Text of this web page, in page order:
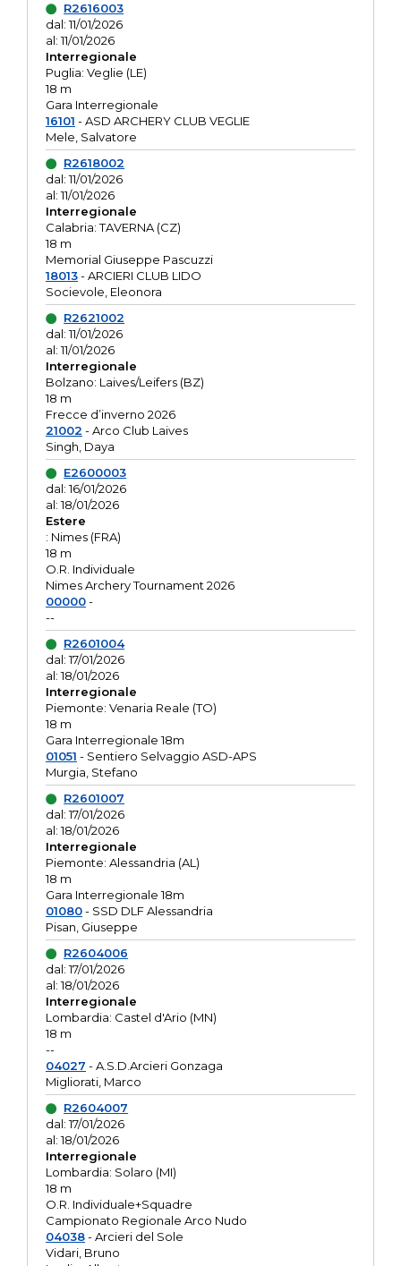
R2616003
dal: 11/01/2026
al: 11/01/2026
Interregionale
Puglia: Veglie (LE)
18 m
Gara Interregionale
16101 - ASD ARCHERY CLUB VEGLIE
Mele, Salvatore
R2618002
dal: 11/01/2026
al: 11/01/2026
Interregionale
Calabria: TAVERNA (CZ)
18 m
Memorial Giuseppe Pascuzzi
18013- ARCIERI CLUB LIDO
Socievole, Eleonora
R2621002
dal: 11/01/2026
al: 11/01/2026
Interregionale
Bolzano: Laives/Leifers (BZ)
18 m
Frecce d’inverno 2026
21002 - Arco Club Laives
Singh, Daya
E2600003
dal: 16/01/2026
al: 18/01/2026
Estere
: Nimes (FRA)
18 m
O.R. Individuale
Nimes Archery Tournament 2026
00000-
--
R2601004
dal: 17/01/2026
al: 18/01/2026
Interregionale
Piemonte: Venaria Reale (TO)
18 m
Gara Interregionale 18m
01051 - Sentiero Selvaggio ASD-APS
Murgia, Stefano
R2601007
dal: 17/01/2026
al: 18/01/2026
Interregionale
Piemonte: Alessandria (AL)
18 m
Gara Interregionale 18m
01080- SSD DLF Alessandria
Pisan, Giuseppe
R2604006
dal: 17/01/2026
al: 18/01/2026
Interregionale
Lombardia: Castel d'Ario (MN)
18 m
--
04027 - A.S.D.Arcieri Gonzaga
Migliorati, Marco
R2604007
dal: 17/01/2026
al: 18/01/2026
Interregionale
Lombardia: Solaro (MI)
18 m
O.R. Individuale+Squadre
Campionato Regionale Arco Nudo
04038- Arcieri del Sole
Vidari, Bruno